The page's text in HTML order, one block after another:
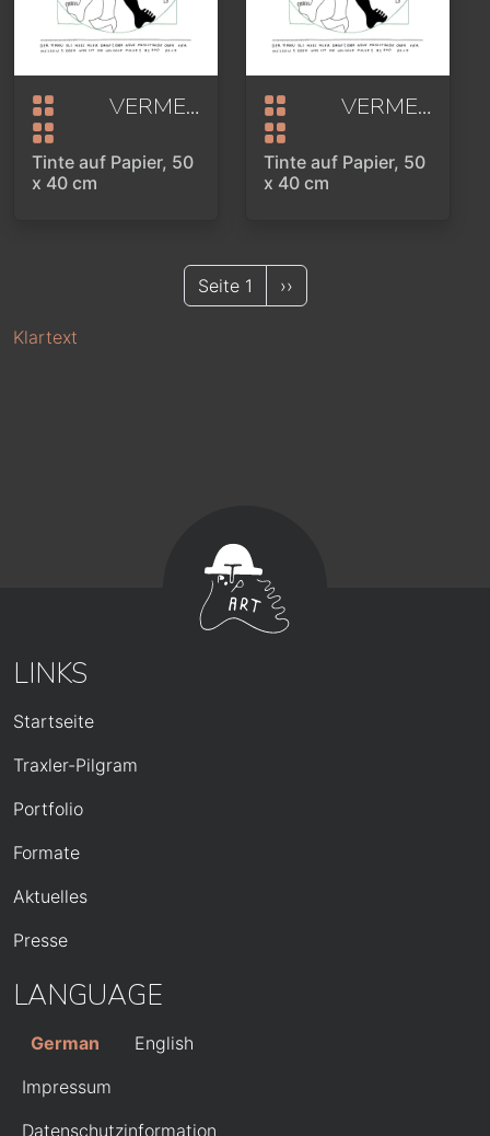
VERMESSEN 2019
Tinte auf Papier, 50
x 40 cm
VERMESSEN
Tinte auf Papier, 50
x 40 cm
Seite 1 Nächste Seite
››
Klartext
LINKS
HAUPTNAVIGATION
Startseite
Traxler-Pilgram
Portfolio
Formate
Aktuelles
Presse
LANGUAGE
German English
FUSSZEILE
Impressum
Datenschutzinformation